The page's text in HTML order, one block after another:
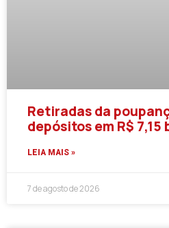
Retiradas da
depósitos em R$
LEIA MAIS »
7 de agosto de 2026